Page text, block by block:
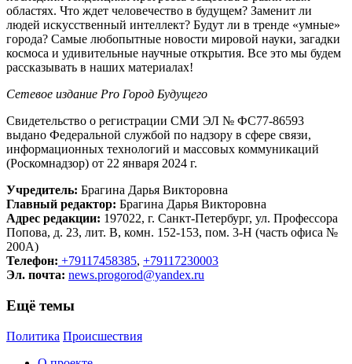
областях. Что ждет человечество в будущем? Заменит ли
людей искусственный интеллект? Будут ли в тренде «умные»
города? Самые любопытные новости мировой науки, загадки
космоса и удивительные научные открытия. Все это мы будем
рассказывать в наших материалах!
Сетевое издание Рrо Город Будущего
Свидетельство о регистрации СМИ ЭЛ № ФС77-86593
выдано Федеральной службой по надзору в сфере связи,
информационных технологий и массовых коммуникаций
(Роскомнадзор) от 22 января 2024 г.
Учредитель: Брагина Дарья Викторовна
Главный редактор: Брагина Дарья Викторовна
Адрес редакции: 197022, г. Санкт-Петербург, ул. Профессора
Попова, д. 23, лит. В, комн. 152-153, пом. 3-Н (часть офиса №
200А)
Телефон: +79117458385, +79117230003
Эл. почта: news.progorod@yandex.ru
Ещё темы
Политика Происшествия